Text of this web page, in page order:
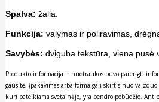
Spalva: žalia.
Funkcija: valymas ir poliravimas,
Savybės: dviguba tekstūra, viena pusė
Produkto informacija ir nuotraukos buvo parengti
gausite, įpakavimas arba forma gali skirtis nuo
kuri pateikiama svetainėje, yra bendro pobūdžio. Ant